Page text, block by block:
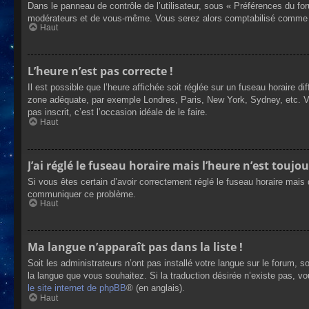
Dans le panneau de contrôle de l’utilisateur, sous « Préférences du
modérateurs et de vous-même. Vous serez alors comptabilisé
Haut
L’heure n’est pas correcte !
Il est possible que l’heure affichée soit réglée sur un fuseau horaire
zone adéquate, par exemple Londres, Paris, New York, Sydney, etc.
pas inscrit, c’est l’occasion idéale de le faire.
Haut
J’ai réglé le fuseau horaire mais l’heure n’est
Si vous êtes certain d’avoir correctement réglé le fuseau horaire
communiquer ce problème.
Haut
Ma langue n’apparaît pas dans la liste !
Soit les administrateurs n’ont pas installé votre langue sur le forum,
la langue que vous souhaitez. Si la traduction désirée n’existe pas,
le site internet de phpBB® (en anglais).
Haut